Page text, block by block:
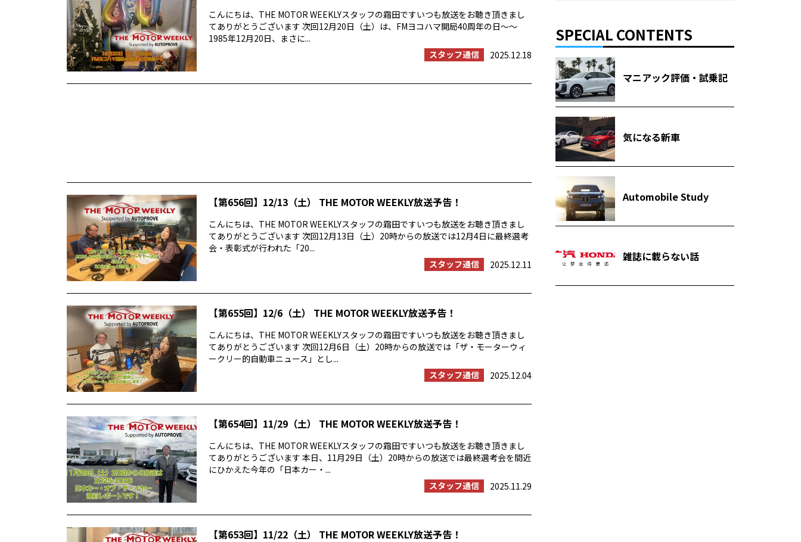
こんにちは、THE MOTOR WEEKLYスタッフの霜田ですいつも放送をお聴き頂きまし
てありがとうございます 次回12月20日（土）は、FMヨコハマ開局40周年の日〜〜
1985年12月20日、まさに...
スタッフ通信
2025.12.18
【第656回】12/13（土） THE MOTOR WEEKLY放送予告！
こんにちは、THE MOTOR WEEKLYスタッフの霜田ですいつも放送をお聴き頂きまし
てありがとうございます 次回12月13日（土）20時からの放送では12月4日に最終選考
会・表彰式が行われた「20...
スタッフ通信
2025.12.11
【第655回】12/6（土） THE MOTOR WEEKLY放送予告！
こんにちは、THE MOTOR WEEKLYスタッフの霜田ですいつも放送をお聴き頂きまし
てありがとうございます 次回12月6日（土）20時からの放送では「ザ・モーターウィ
ークリー的自動車ニュース」とし...
スタッフ通信
2025.12.04
【第654回】11/29（土） THE MOTOR WEEKLY放送予告！
こんにちは、THE MOTOR WEEKLYスタッフの霜田ですいつも放送をお聴き頂きまし
てありがとうございます 本日、11月29日（土）20時からの放送では最終選考会を間近
にひかえた今年の「日本カー・...
スタッフ通信
2025.11.29
【第653回】11/22（土） THE MOTOR WEEKLY放送予告！
SPECIAL CONTENTS
マニアック評価・試乗記
気になる新車
Automobile Study
雑誌に載らない話